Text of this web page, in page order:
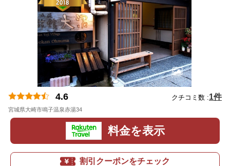
4.6 クチコミ数 :1件
宮城県大崎市鳴子温泉赤湯34
料金を表示
割引クーポンをチェック